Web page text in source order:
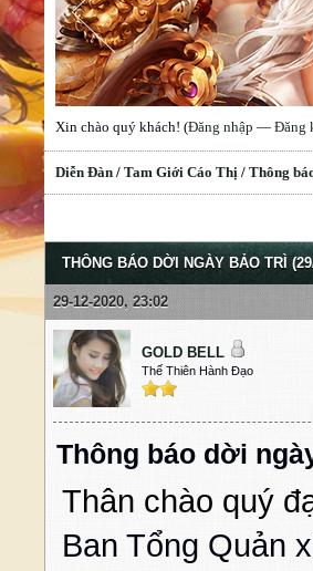
Xin chào quý khách! (Đăng nhập — Đăng
Diễn Đàn / Tam Giới Cáo Thị / Thông
THÔNG BÁO DỜI NGÀY BẢO TRÌ
29-12-2020, 23:02
GOLD BELL
Thế Thiên Hành Đạo
Thông báo dời
Thân chào quý
Ban Tổng Quản